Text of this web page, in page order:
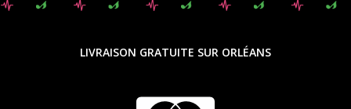
LIVRAISON GRATUITE SUR ORLÉANS